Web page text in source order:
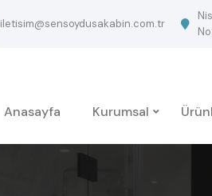
iletisim@sensoydusakabin.com.tr
Anasayfa Kurumsal